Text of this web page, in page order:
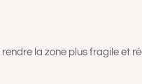
la zone plus fragile et